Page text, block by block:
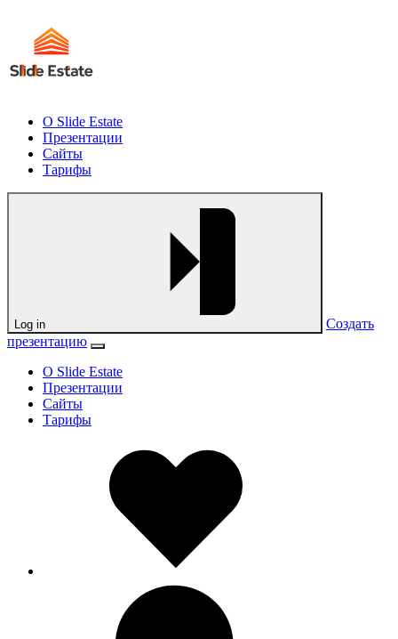
О Slide Estate
Презентации
Сайты
Тарифы
Log in
Создать
презентацию
О Slide Estate
Презентации
Сайты
Тарифы